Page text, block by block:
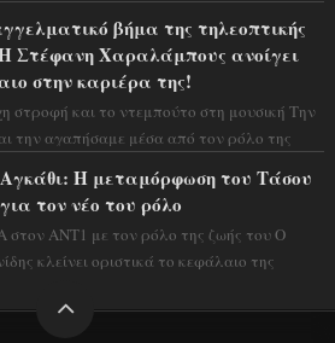
βήμα της τηλεοπτικής
Στέφανη Χαραλάμπους ανοίγει
στην καριέρα της!
στροφή και το ντεμπούτο στη μουσική Την
την αγαπήσαμε μέσα από τον ρόλο της
Η μεταμόρφωση του Τάσου
τον νέο του ρόλο
στον ΑΝΤ1 με τον ρόλο της ζωής του Ο
κλείνει οριστικά το κεφάλαιο της